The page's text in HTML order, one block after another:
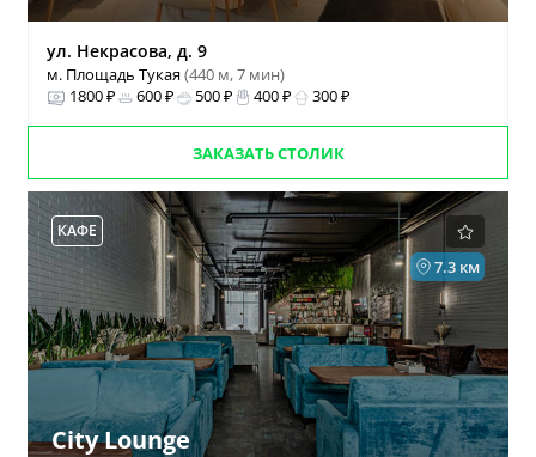
ул. Некрасова, д. 9
м. Площадь Тукая(440 м, 7 мин)
1800 ₽
600 ₽ 500 ₽ 400 ₽ 300 ₽
ЗАКАЗАТЬ СТОЛИК
КАФЕ
7.3 км
City Lounge